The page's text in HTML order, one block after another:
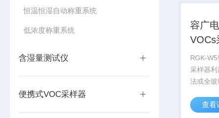
恒温恒湿自动称重系统
低浓度称重系统
含湿量测试仪
便携式VOC采样器
容广
VOCs
RGK-
采样器
法或全
有害气
查看